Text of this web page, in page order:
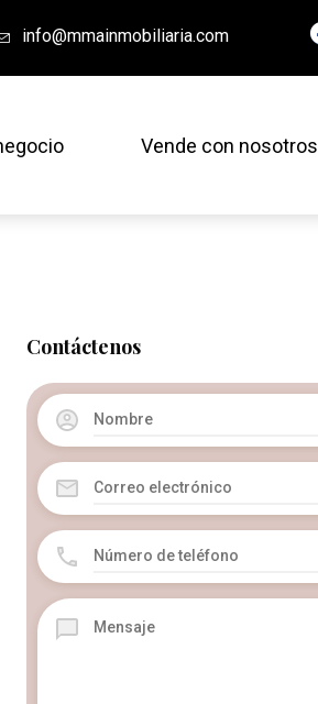
info@mmainmobiliaria.com
Vende con nosotros
Contáctenos